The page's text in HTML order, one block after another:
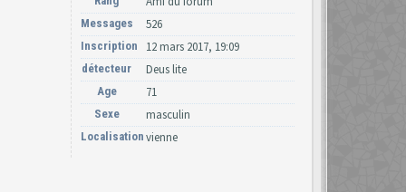
Messages 526
Inscription 12 mars 2017, 19:09
détecteur Deus lite
Age 71
Sexe masculin
Localisation vienne